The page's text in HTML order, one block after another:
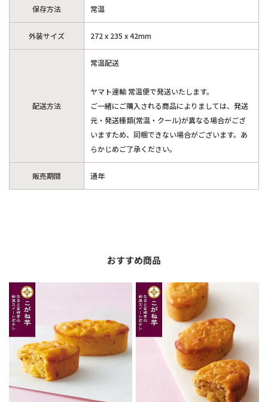
保存方法 常温
外装サイズ 272 x 235 x 42mm
配送方法
常温配送
ヤマト運輸 常温便で発送いたします。
ご一緒にご購入される商品によりましては、発送
元・発送種類(常温・クール)が異なる場合がござ
いますため、同梱できない場合がございます。あ
らかじめご了承ください。
販売期間 通年
おすすめ商品